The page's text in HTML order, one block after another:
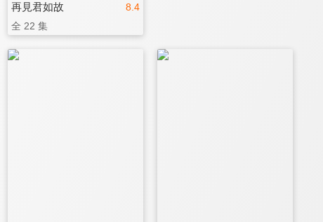
8.4
再見君如故
全 22 集